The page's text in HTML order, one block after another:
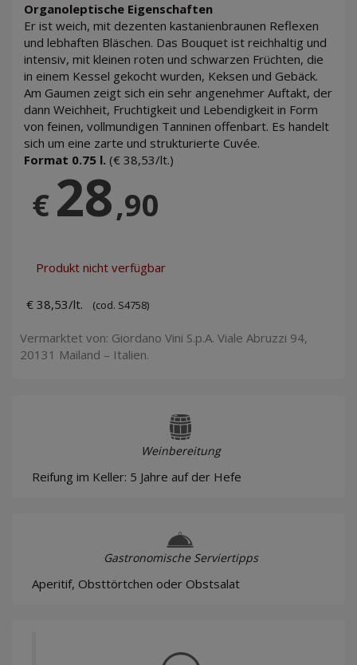
Organoleptische Eigenschaften
Er ist weich, mit dezenten kastanienbraunen Reflexen
und lebhaften Bläschen. Das Bouquet ist reichhaltig und
intensiv, mit kleinen roten und schwarzen Früchten, die
in einem Kessel gekocht wurden, Keksen und Gebäck.
Am Gaumen zeigt sich ein sehr angenehmer Auftakt, der
dann Weichheit, Fruchtigkeit und Lebendigkeit in Form
von feinen, vollmundigen Tanninen offenbart. Es handelt
sich um eine zarte und strukturierte Cuvée.
Format 0.75 l. (€ 38,53/lt.)
€28,90
Produkt nicht verfügbar
€ 38,53/lt. (cod. S4758)
Vermarktet von: Giordano Vini S.p.A. Viale Abruzzi 94,
20131 Mailand – Italien.
Weinbereitung
Reifung im Keller: 5 Jahre auf der Hefe
Gastronomische Serviertipps
Aperitif, Obsttörtchen oder Obstsalat